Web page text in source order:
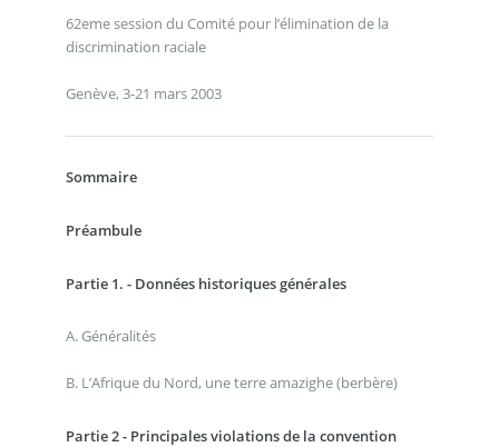
62eme session du Comité pour l’élimination de la
discrimination raciale
Genève, 3-21 mars 2003
Sommaire
Préambule
Partie 1. - Données historiques générales
A. Généralités
B. L’Afrique du Nord, une terre amazighe (berbère)
Partie 2 - Principales violations de la convention